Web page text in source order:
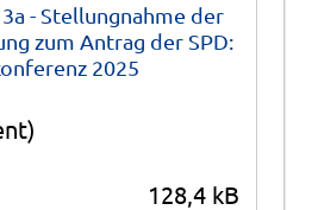
- Stellungnahme der
zum Antrag der SPD:
2025
128,4 kB